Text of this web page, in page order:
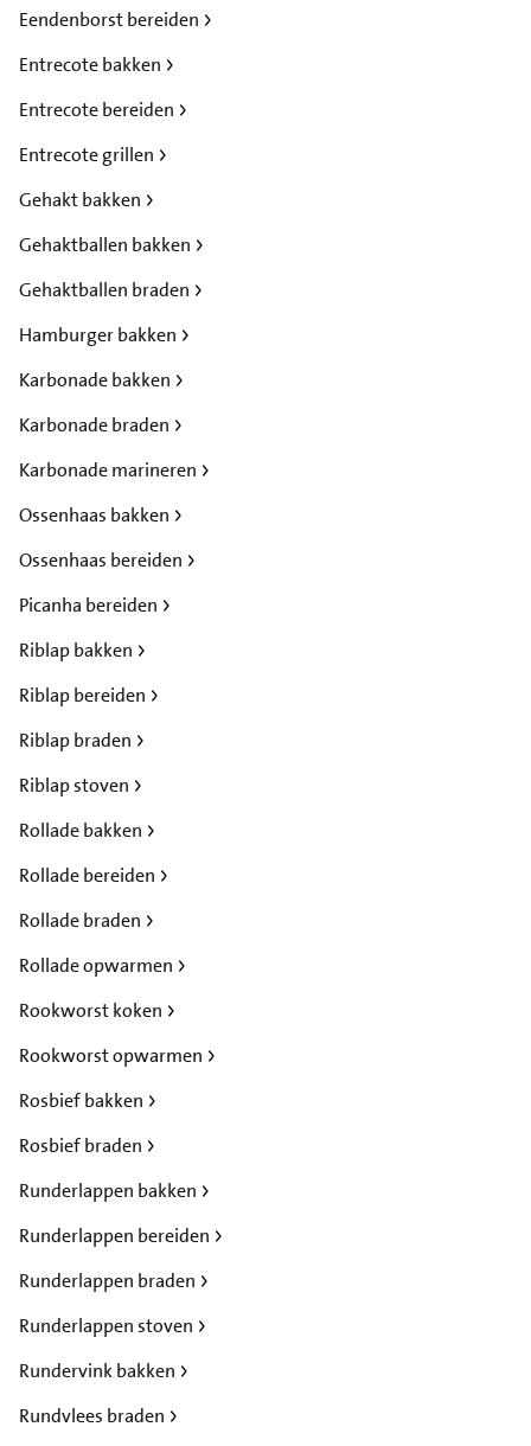
Eendenborst bereiden
Entrecote bakken
Entrecote bereiden
Entrecote grillen
Gehakt bakken
Gehaktballen bakken
Gehaktballen braden
Hamburger bakken
Karbonade bakken
Karbonade braden
Karbonade marineren
Ossenhaas bakken
Ossenhaas bereiden
Picanha bereiden
Riblap bakken
Riblap bereiden
Riblap braden
Riblap stoven
Rollade bakken
Rollade bereiden
Rollade braden
Rollade opwarmen
Rookworst koken
Rookworst opwarmen
Rosbief bakken
Rosbief braden
Runderlappen bakken
Runderlappen bereiden
Runderlappen braden
Runderlappen stoven
Rundervink bakken
Rundvlees braden